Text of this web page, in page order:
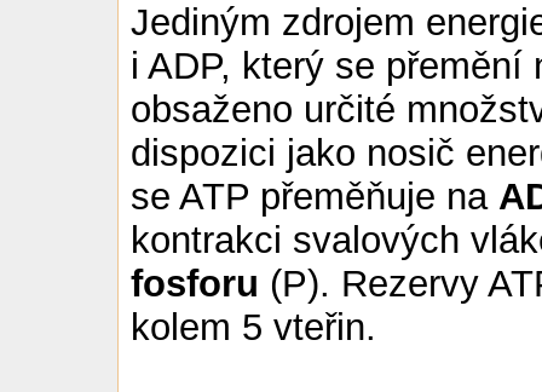
Jediným zdrojem
i ADP, který se přemění
obsaženo určité
dispozici jako nosič
se ATP přeměňuje na
kontrakci svalových
fosforu (P). Rezervy
kolem 5 vteřin.